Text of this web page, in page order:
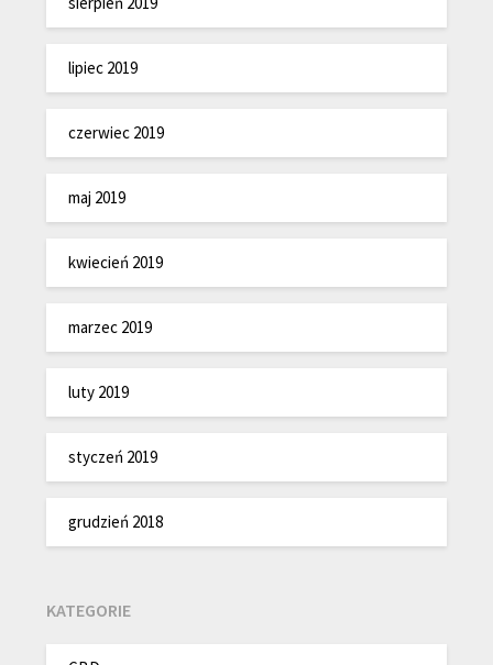
lipiec 2019
czerwiec 2019
maj 2019
kwiecień 2019
marzec 2019
luty 2019
styczeń 2019
grudzień 2018
KATEGORIE